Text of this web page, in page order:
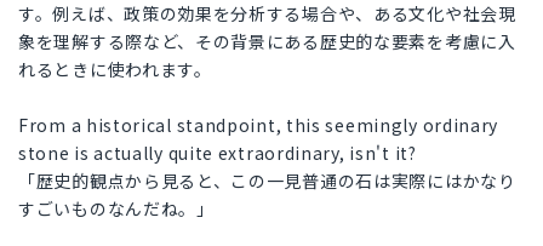
す。例えば、政策の効果を分析する場合や、ある文化や社会現
象を理解する際など、その背景にある歴史的な要素を考慮に入
れるときに使われます。
From a historical standpoint, this seemingly ordinary
stone is actually quite extraordinary, isn't it?
「歴史的観点から見ると、この一見普通の石は実際にはかなり
すごいものなんだね。」